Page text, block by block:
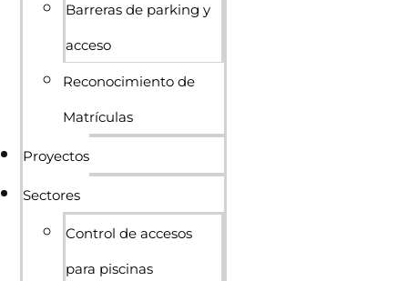
Barreras de parking y
acceso
Reconocimiento de
Matrículas
Proyectos
Sectores
Control de accesos
para piscinas